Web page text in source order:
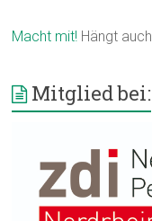
Macht mit! Hängt
Mitglied bei: